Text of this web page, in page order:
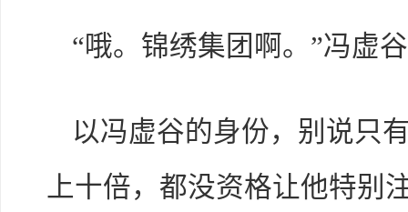
“哦。锦绣集团啊。”冯虚
以冯虚谷的身份，别说只
上十倍，都没资格让他特别